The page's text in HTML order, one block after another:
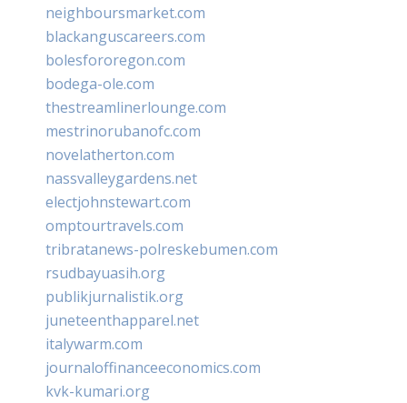
neighboursmarket.com
blackanguscareers.com
bolesfororegon.com
bodega-ole.com
thestreamlinerlounge.com
mestrinorubanofc.com
novelatherton.com
nassvalleygardens.net
electjohnstewart.com
omptourtravels.com
tribratanews-polreskebumen.com
rsudbayuasih.org
publikjurnalistik.org
juneteenthapparel.net
italywarm.com
journaloffinanceeconomics.com
kvk-kumari.org